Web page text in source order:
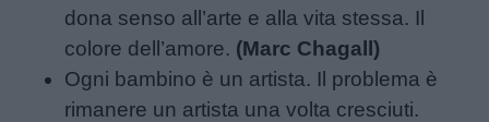
dona senso all’arte e alla vita stessa. Il
colore dell’amore. (Marc Chagall)
Ogni bambino è un artista. Il problema è
rimanere un artista una volta cresciuti.